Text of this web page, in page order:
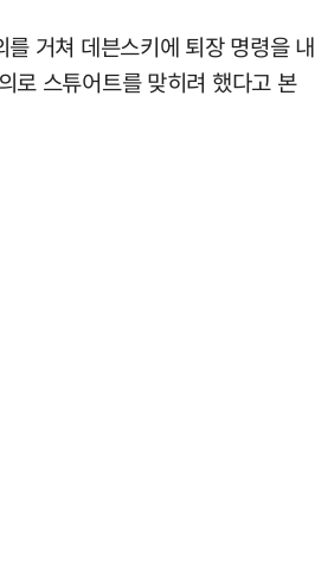
거쳐 데븐스키에 퇴장 명령을 내
로 스튜어트를 맞히려 했다고 본